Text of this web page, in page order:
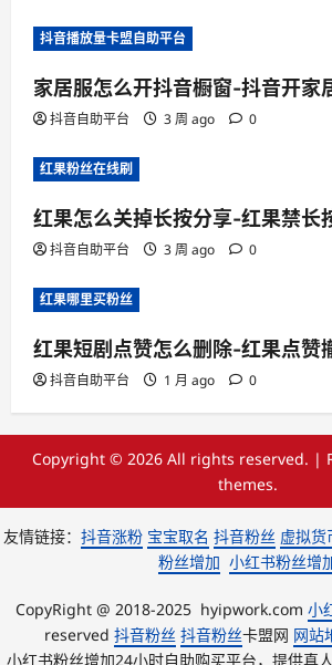
抖音播放量卡盟自助平台
家居服怎么开抖音橱窗-抖音开家
抖音自助平台 3 周 ago 0
红果粉丝在线刷
红果怎么关掉长按分享-红果禁长
抖音自助平台 3 周 ago 0
红果哪里买粉丝
红果短剧点赞怎么删除-红果点赞
抖音自助平台 1 月 ago 0
Copyright © 2026 All rights reserved. |
themes.
友情链接： 抖音涨粉 宝宝取名 抖音粉丝 虚拟货
粉丝增加 小红书粉丝增
CopyRight @ 2018-2025 hyipwork.com 小
reserved 抖音粉丝 抖音粉丝卡盟网 网站
小红书粉丝增加24小时自助购买平台，提供真